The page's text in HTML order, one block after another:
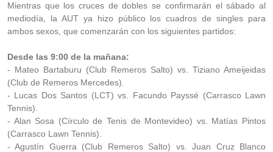
Mientras que los cruces de dobles se confirmarán el sábado al
mediodía, la AUT ya hizo público los cuadros de singles para
ambos sexos, que comenzarán con los siguientes partidos:
Desde las 9:00 de la mañana:
- Mateo Bartaburu (Club Remeros Salto) vs. Tiziano Ameijeidas
(Club de Remeros Mercedes).
- Lucas Dos Santos (LCT) vs. Facundo Payssé (Carrasco Lawn
Tennis).
- Alan Sosa (Círculo de Tenis de Montevideo) vs. Matías Pintos
(Carrasco Lawn Tennis).
- Agustín Guerra (Club Remeros Salto) vs. Juan Cruz Blanco